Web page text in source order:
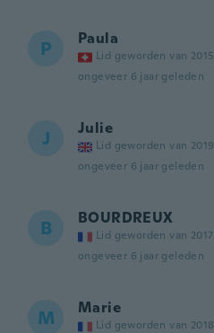
P Paula
Lid geworden van 2015
ongeveer 6 jaar geleden
J Julie
Lid geworden van 2019
ongeveer 6 jaar geleden
B BOURDREUX
Lid geworden van 2017
ongeveer 6 jaar geleden
M Marie
Lid geworden van 2018